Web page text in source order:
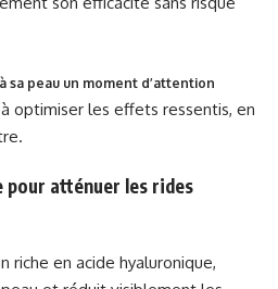
sa peau un moment d’attention
optimiser les effets ressentis, en
pour atténuer les rides
riche en acide hyaluronique,